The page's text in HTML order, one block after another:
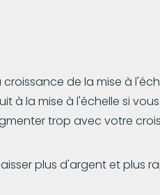
de la mise à
à la mise à l'échelle si
trop avec votre
plus d'argent et plus